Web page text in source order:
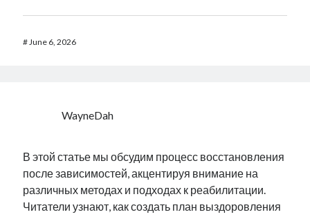
#June 6, 2026
WayneDah
В этой статье мы обсудим процесс восстановления
после зависимостей, акцентируя внимание на
различных методах и подходах к реабилитации.
Читатели узнают, как создать план выздоровления